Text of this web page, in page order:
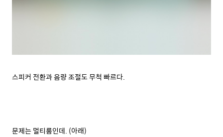
스피커 전환과 음량 조절도 무척 빠르다.
문제는 멀티룸인데. (아래)